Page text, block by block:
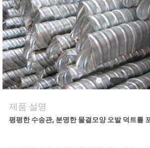
리
저
희
와
연
락
제품 설명
평평한 수송관, 분명한 물결모양 오발 덕트를